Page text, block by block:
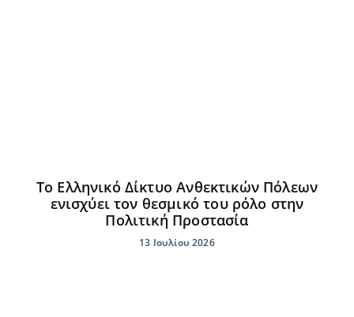
Το Ελληνικό Δίκτυο Ανθεκτικών Πόλεων
ενισχύει τον θεσμικό του ρόλο στην
Πολιτική Προστασία
13 Ιουλίου 2026